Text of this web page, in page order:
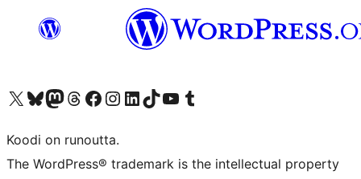
Visit our X (formerly Twitter) account
Visit our Bluesky account
Visit our Mastodon account
Visit our Threads account
Visit our Facebook page
Visit our Instagram account
Visit our LinkedIn account
Visit our TikTok account
Näytä YouTube-kanava
Visit our Tumblr account
Koodi on runoutta.
The WordPress® trademark is the intellectual property